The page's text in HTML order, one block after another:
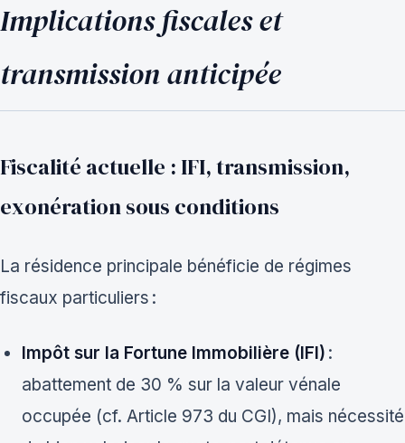
Implications fiscales et
transmission anticipée
Fiscalité actuelle : IFI, transmission,
exonération sous conditions
La résidence principale bénéficie de régimes
fiscaux particuliers :
Impôt sur la Fortune Immobilière (IFI) :
abattement de 30 % sur la valeur vénale
occupée (cf. Article 973 du CGI), mais nécessité